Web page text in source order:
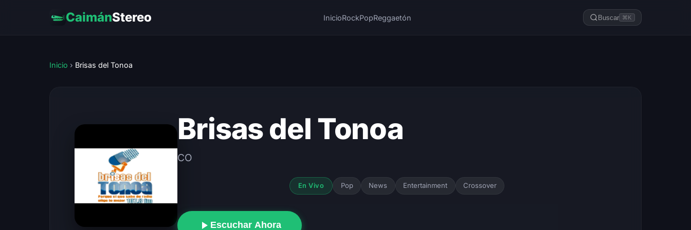
CaimánStereo InicioRockPopReggaetón Buscar ⌘K
Inicio › Brisas del Tonoa
Brisas del Tonoa
CO
En Vivo Pop News Entertainment Crossover
Escuchar Ahora